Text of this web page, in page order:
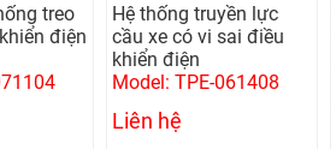
treo
điện
Hệ thống truyền lực
cầu xe có vi sai điều
khiển điện
Model: TPE-061408
Liên hệ